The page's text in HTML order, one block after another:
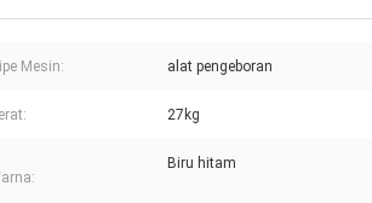
Mesin: alat pengeboran
27kg
Biru hitam